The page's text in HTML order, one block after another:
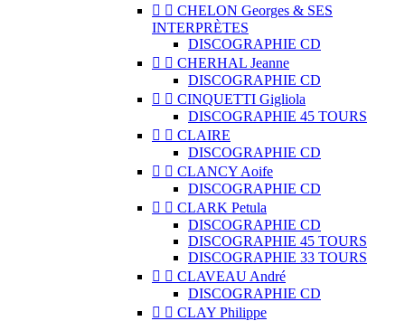
  CHELON Georges & SES
INTERPRÈTES
DISCOGRAPHIE CD
  CHERHAL Jeanne
DISCOGRAPHIE CD
  CINQUETTI Gigliola
DISCOGRAPHIE 45 TOURS
  CLAIRE
DISCOGRAPHIE CD
  CLANCY Aoife
DISCOGRAPHIE CD
  CLARK Petula
DISCOGRAPHIE CD
DISCOGRAPHIE 45 TOURS
DISCOGRAPHIE 33 TOURS
  CLAVEAU André
DISCOGRAPHIE CD
  CLAY Philippe